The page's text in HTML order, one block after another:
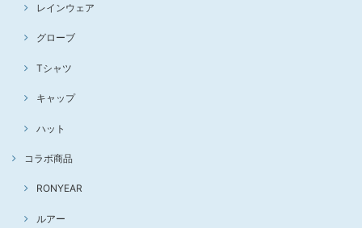
レインウェア
グローブ
Tシャツ
キャップ
ハット
コラボ商品
RONYEAR
ルアー